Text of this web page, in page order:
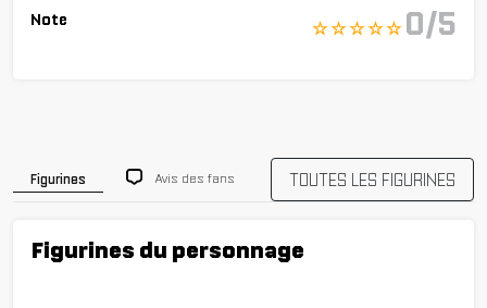
Note ☆ ☆ ☆ ☆ ☆ 0/5
Figurines Avis des fans TOUTES LES FIGURINES
Figurines du personnage